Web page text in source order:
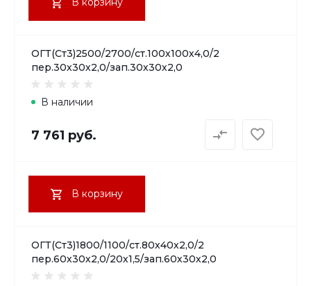
ОГТ(Ст3)2500/2700/ст.100х100х4,0/2
пер.30х30х2,0/зап.30х30х2,0
В наличии
7 761 руб.
В корзину
ОГТ(Ст3)1800/1100/ст.80х40х2,0/2
пер.60х30х2,0/20х1,5/зап.60х30х2,0